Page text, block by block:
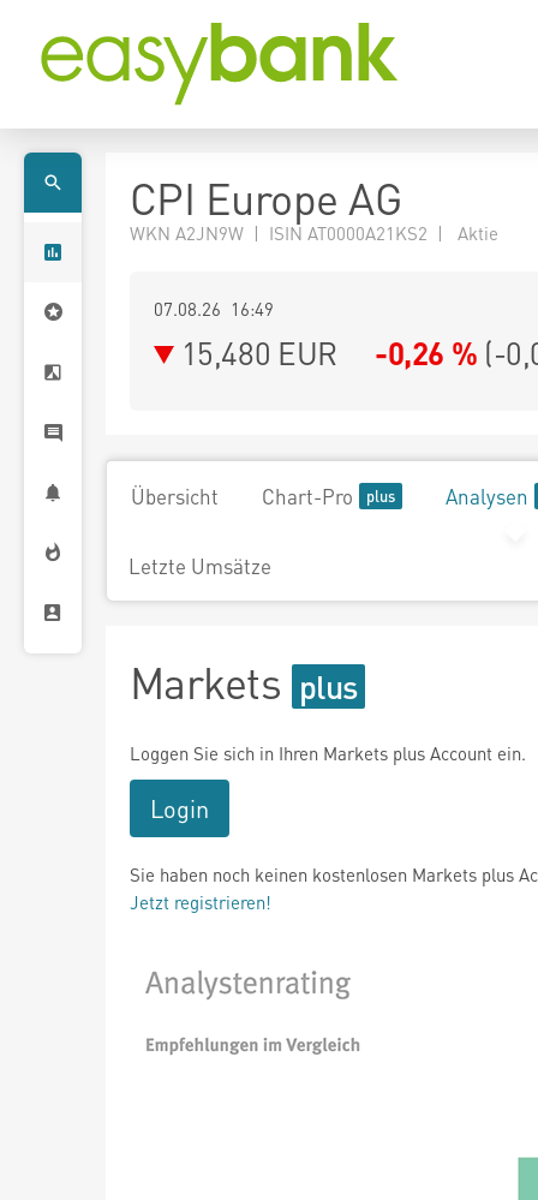
CPI Europe AG
WKN A2JN9W | ISIN AT0000A21KS2 | Aktie
07.08.26 16:49
15,480 EUR -0,26 % (-
Übersicht Chart-Pro Analysen
Letzte Umsätze
Markets
Loggen Sie sich in Ihren Markets plus Account ein.
Login
Sie haben noch keinen kostenlosen Markets plus
Jetzt registrieren!